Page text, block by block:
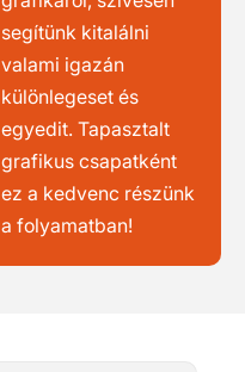
segítünk kitalálni
valami igazán
különlegeset és
egyedit. Tapasztalt
grafikus csapatként
ez a kedvenc részünk
a folyamatban!